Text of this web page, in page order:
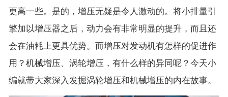
更高一些。是的，增压无疑是令人激动的。将小排量引
擎加以增压器之后，动力会有非常明显的提升，而且还
会在油耗上更具优势。而增压对发动机有怎样的促进作
用？机械增压、涡轮增压，有什么样的异同呢？今天小
编就带大家深入发掘涡轮增压和机械增压的内在故事。